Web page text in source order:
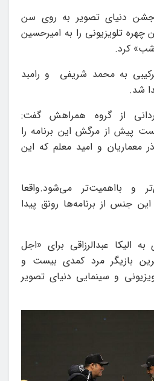
جشن دنیای تصویر به روی سن
تلویزیونی را به امیرحسین
کرد.
به محمد شریفی و رامبد
شد.
از گروه همراهش گفت:
پیش از مرگش این برنامه را
معماریان و امید معلم که این
و با‌اهمیت‌تر می‌شود.واقعا
جنس از برنامه‌ها رونق پیدا
الیکا عبدالرزاقی برای «اجل
بازیگر مرد کمدی بیست و
و سینمایی دنیای تصویر